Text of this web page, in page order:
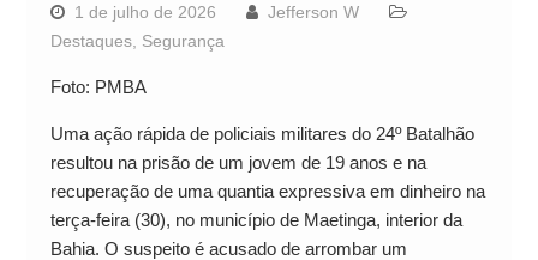
1 de julho de 2026
Jefferson W
Destaques, Segurança
Foto: PMBA
Uma ação rápida de policiais militares do 24º Batalhão
resultou na prisão de um jovem de 19 anos e na
recuperação de uma quantia expressiva em dinheiro na
terça-feira (30), no município de Maetinga, interior da
Bahia. O suspeito é acusado de arrombar um